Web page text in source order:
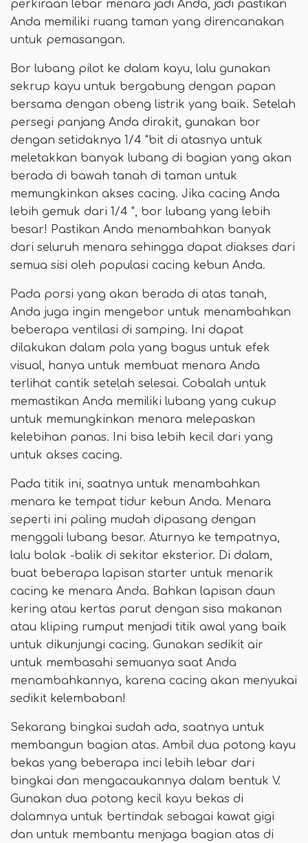
perkiraan lebar menara jadi Anda, jadi pastikan
Anda memiliki ruang taman yang direncanakan
untuk pemasangan.
Bor lubang pilot ke dalam kayu, lalu gunakan
sekrup kayu untuk bergabung dengan papan
bersama dengan obeng listrik yang baik. Setelah
persegi panjang Anda dirakit, gunakan bor
dengan setidaknya 1/4 "bit di atasnya untuk
meletakkan banyak lubang di bagian yang akan
berada di bawah tanah di taman untuk
memungkinkan akses cacing. Jika cacing Anda
lebih gemuk dari 1/4 ", bor lubang yang lebih
besar! Pastikan Anda menambahkan banyak
dari seluruh menara sehingga dapat diakses dari
semua sisi oleh populasi cacing kebun Anda.
Pada porsi yang akan berada di atas tanah,
Anda juga ingin mengebor untuk menambahkan
beberapa ventilasi di samping. Ini dapat
dilakukan dalam pola yang bagus untuk efek
visual, hanya untuk membuat menara Anda
terlihat cantik setelah selesai. Cobalah untuk
memastikan Anda memiliki lubang yang cukup
untuk memungkinkan menara melepaskan
kelebihan panas. Ini bisa lebih kecil dari yang
untuk akses cacing.
Pada titik ini, saatnya untuk menambahkan
menara ke tempat tidur kebun Anda. Menara
seperti ini paling mudah dipasang dengan
menggali lubang besar. Aturnya ke tempatnya,
lalu bolak -balik di sekitar eksterior. Di dalam,
buat beberapa lapisan starter untuk menarik
cacing ke menara Anda. Bahkan lapisan daun
kering atau kertas parut dengan sisa makanan
atau kliping rumput menjadi titik awal yang baik
untuk dikunjungi cacing. Gunakan sedikit air
untuk membasahi semuanya saat Anda
menambahkannya, karena cacing akan menyukai
sedikit kelembaban!
Sekarang bingkai sudah ada, saatnya untuk
membangun bagian atas. Ambil dua potong kayu
bekas yang beberapa inci lebih lebar dari
bingkai dan mengacaukannya dalam bentuk V.
Gunakan dua potong kecil kayu bekas di
dalamnya untuk bertindak sebagai kawat gigi
dan untuk membantu menjaga bagian atas di